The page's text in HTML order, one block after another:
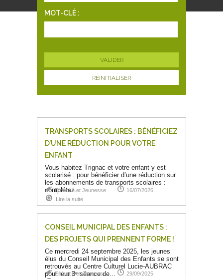
MOT-CLÉ :
RÉINITIALISER
TRANSPORTS SCOLAIRES : BÉNÉFICIEZ
D’UNE RÉDUCTION POUR VOTRE
ENFANT
Vous habitez Trignac et votre enfant y est
scolarisé : pour bénéficier d’une réduction sur
les abonnements de transports scolaires :
complétez...
Enfance et Jeunesse
16/07/2026
Lire la suite
CONSEIL MUNICIPAL DES ENFANTS :
DES PROJETS QUI PRENNENT FORME !
Ce mercredi 24 septembre 2025, les jeunes
élus du Conseil Municipal des Enfants se sont
retrouvés au Centre Culturel Lucie-AUBRAC
pour leur 3ᵉ séance de...
Enfance et Jeunesse
29/09/2025